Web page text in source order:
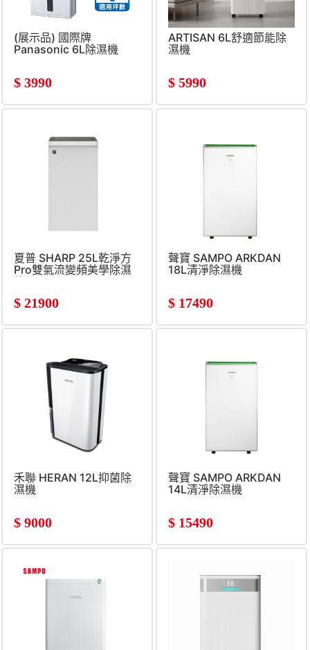
(展示品) 國際牌
Panasonic 6L除濕機
$ 3990
ARTISAN 6L舒適節能除
濕機
$ 5990
夏普 SHARP 25L乾淨方
Pro雙氣流變頻美學除濕
機
$ 21900
聲寶 SAMPO ARKDAN
18L清淨除濕機
$ 17490
禾聯 HERAN 12L抑菌除
濕機
$ 9000
聲寶 SAMPO ARKDAN
14L清淨除濕機
$ 15490